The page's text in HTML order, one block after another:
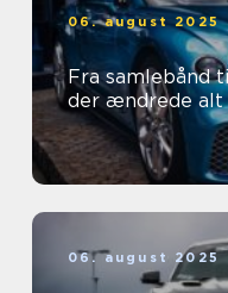
06. august 2025
Fra samlebånd
der ændrede alt
06. august 2025